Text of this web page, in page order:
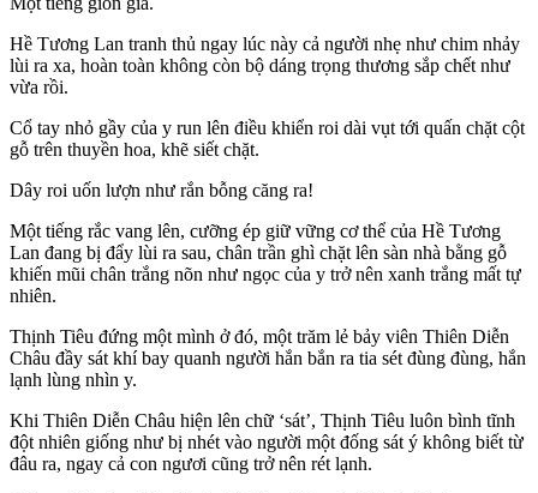
Hề Tương Lan tranh thủ ngay lúc này cả người nhẹ như chim nhảy
lùi ra xa, hoàn toàn không còn bộ dáng trọng thương sắp chết như
vừa rồi.
Cổ tay nhỏ gầy của y run lên điều khiển roi dài vụt tới quấn chặt cột
gỗ trên thuyền hoa, khẽ siết chặt.
Dây roi uốn lượn như rắn bỗng căng ra!
Một tiếng rắc vang lên, cưỡng ép giữ vững cơ thể của Hề Tương
Lan đang bị đẩy lùi ra sau, chân trần ghì chặt lên sàn nhà bằng gỗ
khiến mũi chân trắng nõn như ngọc của y trở nên xanh trắng mất tự
nhiên.
Thịnh Tiêu đứng một mình ở đó, một trăm lẻ bảy viên Thiên Diễn
Châu đầy sát khí bay quanh người hắn bắn ra tia sét đùng đùng, hắn
lạnh lùng nhìn y.
Khi Thiên Diễn Châu hiện lên chữ ‘sát’, Thịnh Tiêu luôn bình tĩnh
đột nhiên giống như bị nhét vào người một đống sát ý không biết từ
đâu ra, ngay cả con ngươi cũng trở nên rét lạnh.